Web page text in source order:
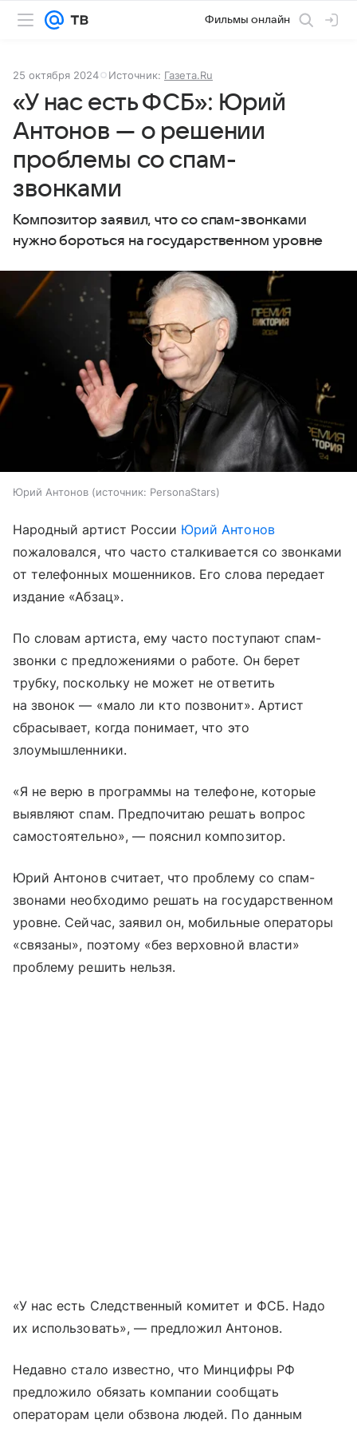
Фильмы онлайн
25 октября 2024 Источник: Газета.Ru
«У нас есть ФСБ»: Юрий
Антонов — о решении
проблемы со спам-
звонками
Композитор заявил, что со спам-звонками
нужно бороться на государственном уровне
Юрий Антонов источник: PersonaStars
Народный артист России Юрий Антонов
пожаловался, что часто сталкивается со звонками
от телефонных мошенников. Его слова передает
издание «Абзац».
По словам артиста, ему часто поступают спам-
звонки с предложениями о работе. Он берет
трубку, поскольку не может не ответить
на звонок — «мало ли кто позвонит». Артист
сбрасывает, когда понимает, что это
злоумышленники.
«Я не верю в программы на телефоне, которые
выявляют спам. Предпочитаю решать вопрос
самостоятельно», — пояснил композитор.
Юрий Антонов считает, что проблему со спам-
звонами необходимо решать на государственном
уровне. Сейчас, заявил он, мобильные операторы
«связаны», поэтому «без верховной власти»
проблему решить нельзя.
«У нас есть Следственный комитет и ФСБ. Надо
их использовать», — предложил Антонов.
Недавно стало известно, что Минцифры РФ
предложило обязать компании сообщать
операторам цели обзвона людей. По данным